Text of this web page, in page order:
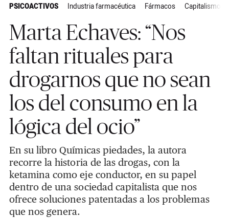
PSICOACTIVOS Industria farmacéutica Fármacos Capitalismo
Marta Echaves: “Nos
faltan rituales para
drogarnos que no sean
los del consumo en la
lógica del ocio”
En su libro Químicas piedades, la autora
recorre la historia de las drogas, con la
ketamina como eje conductor, en su papel
dentro de una sociedad capitalista que nos
ofrece soluciones patentadas a los problemas
que nos genera.